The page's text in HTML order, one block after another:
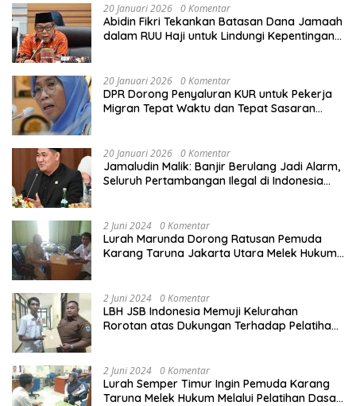
20 Januari 2026 0 Komentar
Abidin Fikri Tekankan Batasan Dana Jamaah
dalam RUU Haji untuk Lindungi Kepentingan
20 Januari 2026 0 Komentar
DPR Dorong Penyaluran KUR untuk Pekerja
Migran Tepat Waktu dan Tepat Sasaran
20 Januari 2026 0 Komentar
Jamaludin Malik: Banjir Berulang Jadi Alarm,
Seluruh Pertambangan Ilegal di Indonesia
2 Juni 2024 0 Komentar
Lurah Marunda Dorong Ratusan Pemuda
Karang Taruna Jakarta Utara Melek Hukum
2 Juni 2024 0 Komentar
LBH JSB Indonesia Memuji Kelurahan
Rorotan atas Dukungan Terhadap Pelatihan
2 Juni 2024 0 Komentar
Lurah Semper Timur Ingin Pemuda Karang
Taruna Melek Hukum Melalui Pelatihan Dasar